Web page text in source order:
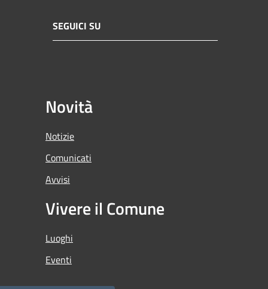
SEGUICI SU
Novità
Notizie
Comunicati
Avvisi
Vivere il Comune
Luoghi
Eventi